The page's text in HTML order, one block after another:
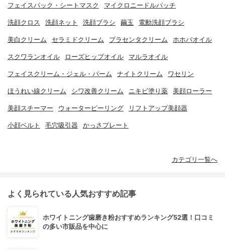
フェイスパック・シートマスク マイクロニードルパッチ
洗顔クロス 洗顔ネット 洗顔ブラシ 繭玉 電動洗顔ブラシ
美白クリーム セラミドクリーム プラセンタクリーム ホホバオイル
スクワランオイル ローズヒップオイル マルラオイル
フェイスクリーム・ジェル・バーム ナイトクリーム ワセリン
ほうれい線クリーム シワ改善クリーム ニキビ塗り薬 美顔ローラー
美顔スチーマー ウォーターピーリング リフトアップ美顔器
小顔ベルト 毛穴吸引器 かっさプレート
カテゴリ一覧へ
よく見られている人気おすすめ記事
ホワイトニング歯磨き粉おすすめランキング52選！口コミ
の多い市販品を中心に